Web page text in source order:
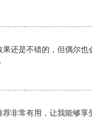
还是不错的，但偶尔也
非常有用，让我能够享